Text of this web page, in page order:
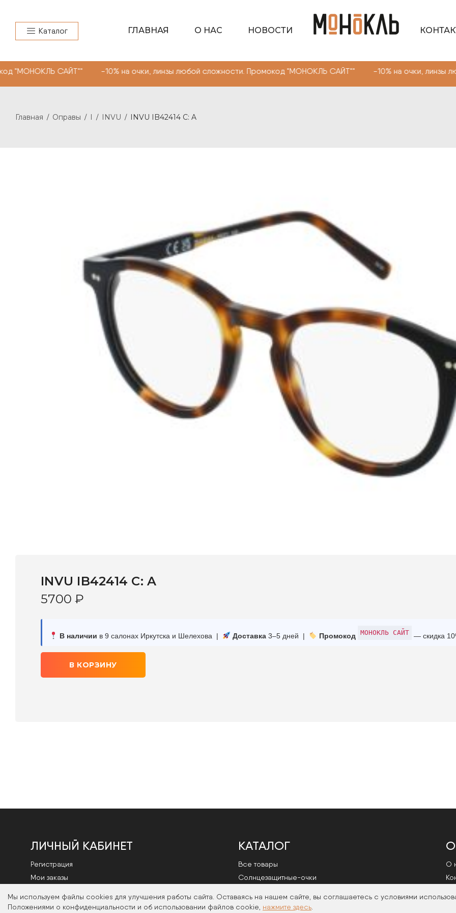
Мы используем файлы cookies для улучшения работы сайта. Оставаясь на нашем сайте, вы соглашаетесь с условиями
Положениями о конфиденциальности и об использовании файлов cookie, нажмите здесь
Каталог ГЛАВНАЯ О НАС НОВОСТИ
-10% на очки, линзы любой сложности. Промокод "МОНОКЛЬ САЙТ"" -10% на очки, линзы
Главная / Оправы / I / INVU / INVU IB42414 C: A
INVU IB42414 C: A
5700 ₽
В наличии в 9 салонах Иркутска и Шелехова | Доставка3–5 дней | Промокод МОНОКЛЬ САЙТ — скидка
В КОРЗИНУ
ЛИЧНЫЙ КАБИНЕТ
Регистрация
Мои заказы
КАТАЛОГ
Все товары
Cолнцезащитные-очки
О